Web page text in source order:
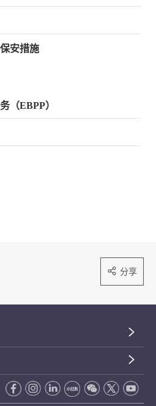
安措施
（EBPP）
分享